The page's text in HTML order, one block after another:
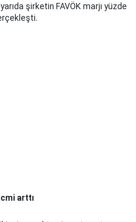
şirketin FAVÖK marjı yüzde
arttı